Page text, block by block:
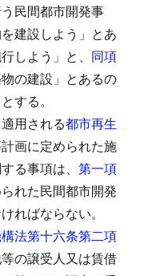
民間都市開発事
建設しよう」とあ
しよう」と、 同項
の建設」とあるの
する。
用される都市再生
画に定められた施
る事項は、 第一項
れた民間都市開発
ればならない。
法第十六条第二項
の譲受人又は賃借